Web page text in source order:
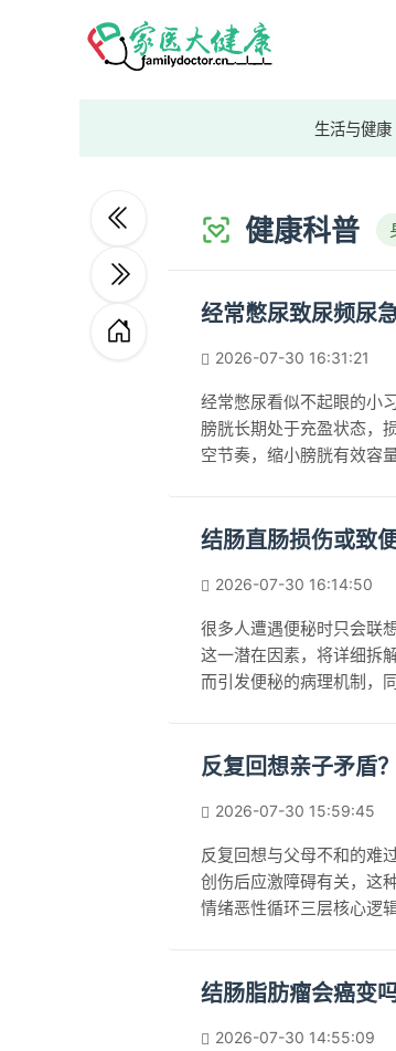
生活与健康
健康科普
经常憋尿致尿频尿
2026-07-30 16:31:21
经常憋尿看似不起眼的小
膀胱长期处于充盈状态，
空节奏，缩小膀胱有效容
年人等特殊人群更需警惕
结肠直肠损伤或致
2026-07-30 16:14:50
很多人遭遇便秘时只会联
这一潜在因素，将详细拆
而引发便秘的病理机制，
反复回想亲子矛盾
2026-07-30 15:59:45
反复回想与父母不和的难
创伤后应激障碍有关，这
情绪恶性循环三层核心逻
结肠脂肪瘤会癌变
2026-07-30 14:55:09